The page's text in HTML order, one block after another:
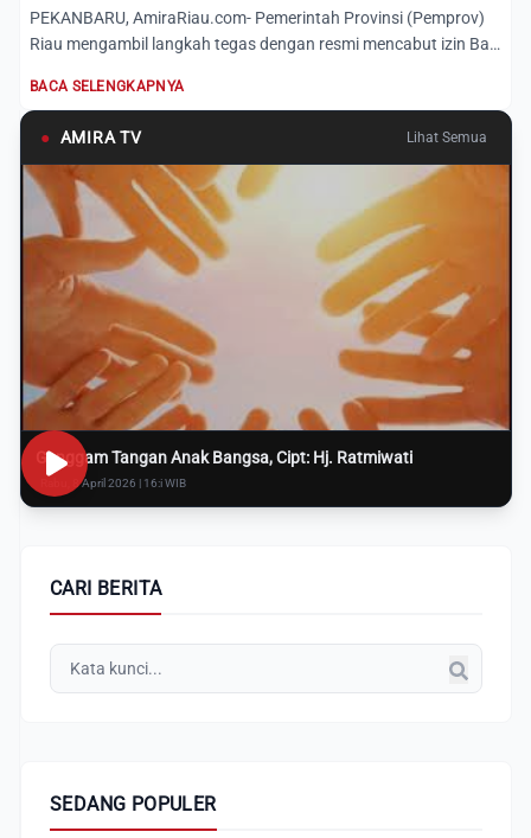
PEKANBARU, AmiraRiau.com- Pemerintah Provinsi (Pemprov)
Riau mengambil langkah tegas dengan resmi mencabut izin Bar
BACA SELENGKAPNYA
● AMIRA TV Lihat Semua
Genggam Tangan Anak Bangsa, Cipt: Hj. Ratmiwati
Rabu, 8 April 2026 | 16:i WIB
CARI BERITA
SEDANG POPULER